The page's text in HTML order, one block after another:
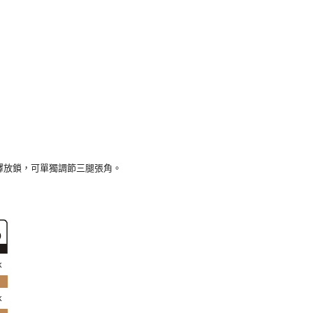
鎖，可單獨調節三腿張角。